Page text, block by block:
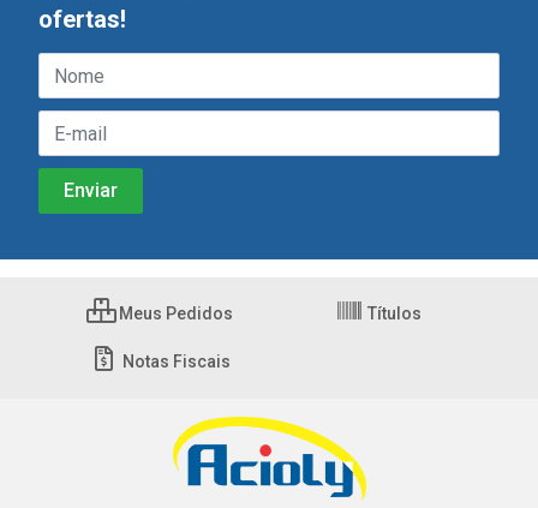
ofertas!
Meus Pedidos Títulos
Notas Fiscais